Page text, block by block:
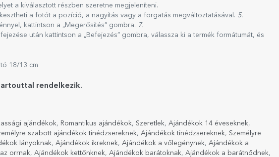
a kiválasztott részben szeretne megjeleníteni.
a fotót a pozíció, a nagyítás vagy a forgatás megváltoztatásával. 5.
kattintson a „Megerősítés” gombra. 7.
után kattintson a „Befejezés” gombra, válassza ki a termék formátumát, és
18/13 cm
rendelkezik.
ajándékok, Romantikus ajándékok, Szeretlek, Ajándékok 14 éveseknek,
szabott ajándékok tinédzsereknek, Ajándékok tinédzsereknek, Személyre
lányoknak, Ajándékok ikreknek, Ajándékok a vőlegénynek, Ajándékok a
orrnak, Ajándékok kettőnknek, Ajándékok barátoknak, Ajándékok a barátnődnek,